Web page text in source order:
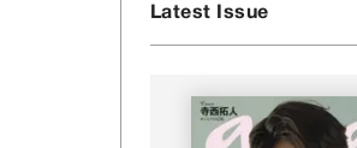
Latest Issue